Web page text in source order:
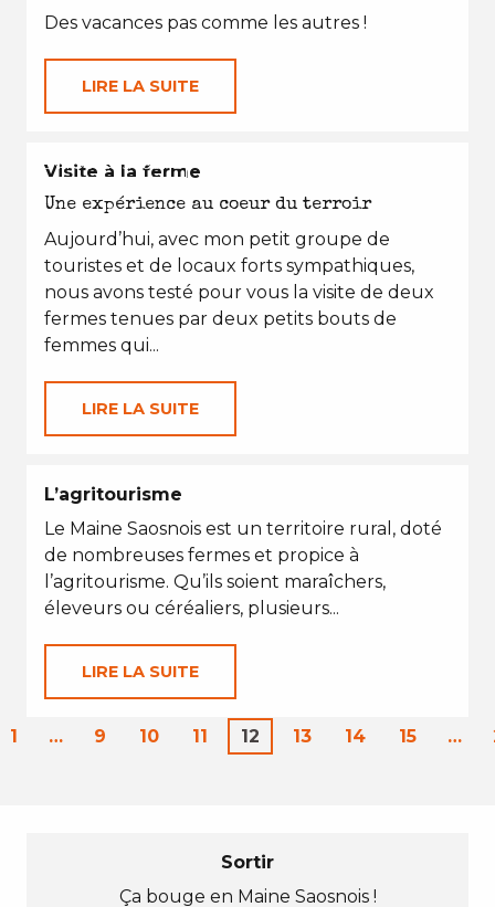
Des vacances pas comme les autres !
LIRE LA SUITE
EN TOUTES SAISONS
Visite à la ferme
Une expérience au coeur du terroir
Aujourd’hui, avec mon petit groupe de
touristes et de locaux forts sympathiques,
nous avons testé pour vous la visite de deux
fermes tenues par deux petits bouts de
femmes qui...
LIRE LA SUITE
L’agritourisme
Le Maine Saosnois est un territoire rural, doté
de nombreuses fermes et propice à
l’agritourisme. Qu’ils soient maraîchers,
éleveurs ou céréaliers, plusieurs...
LIRE LA SUITE
1 … 9 10 11 12 13 14 15 …
Sortir
Ça bouge en Maine Saosnois !